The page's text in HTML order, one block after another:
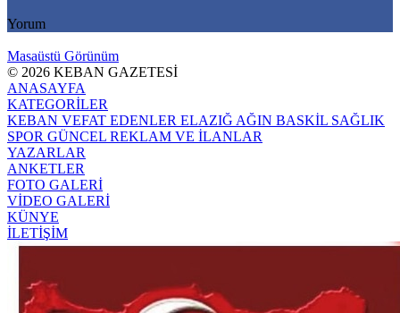
Yorum
Masaüstü Görünüm
© 2026 KEBAN GAZETESİ
ANASAYFA
KATEGORİLER
KEBAN VEFAT EDENLER ELAZIĞ AĞIN BASKİL SAĞLIK
SPOR GÜNCEL REKLAM VE İLANLAR
YAZARLAR
ANKETLER
FOTO GALERİ
VİDEO GALERİ
KÜNYE
İLETİŞİM